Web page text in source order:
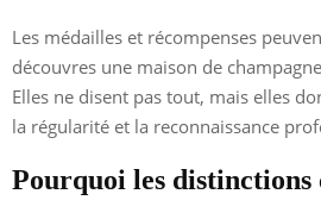
Les médailles et récompenses
découvres une maison de
Elles ne disent pas tout, mais elles
la régularité et la reconnaissance
Pourquoi les distinctions